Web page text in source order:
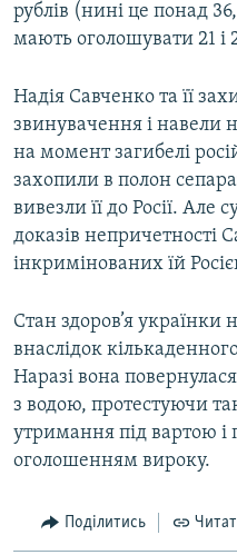
рублів (нині це понад
мають оголошувати 21 і
Надія Савченко та її
звинувачення і навели
на момент загибелі
захопили в полон
вивезли її до Росії. Але
доказів непричетності
інкримінованих їй
Стан здоров’я українки
внаслідок
Наразі вона
з водою, протестуючи
утримання під вартою і
оголошенням вироку.
Поділитись